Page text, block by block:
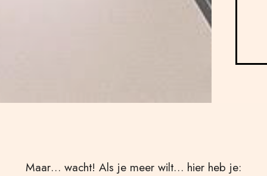
Maar… wacht! Als je meer wilt… hier heb je: